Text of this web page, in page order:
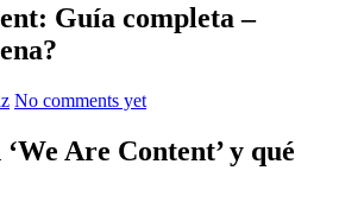
Guía completa –
No comments yet
‘We Are Content’ y qué